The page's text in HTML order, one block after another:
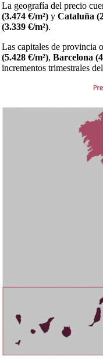
La geografía del precio
(3.474 €/m²) yCataluña
(3.339 €/m²).
Las capitales de provincia
(5.428 €/m²),Barcelona
incrementos trimestrales